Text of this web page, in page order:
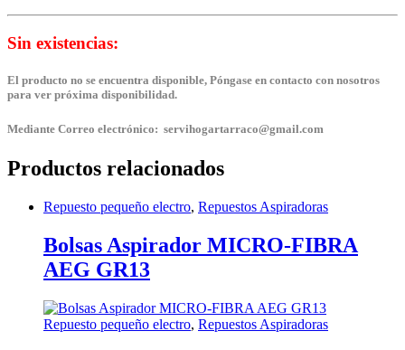
Sin existencias:
El producto no se encuentra disponible, Póngase en contacto con nosotros
para ver próxima disponibilidad.
Mediante Correo electrónico: servihogartarraco@gmail.com
Productos relacionados
Repuesto pequeño electro, Repuestos Aspiradoras
Bolsas Aspirador MICRO-FIBRA
AEG GR13
Repuesto pequeño electro, Repuestos Aspiradoras